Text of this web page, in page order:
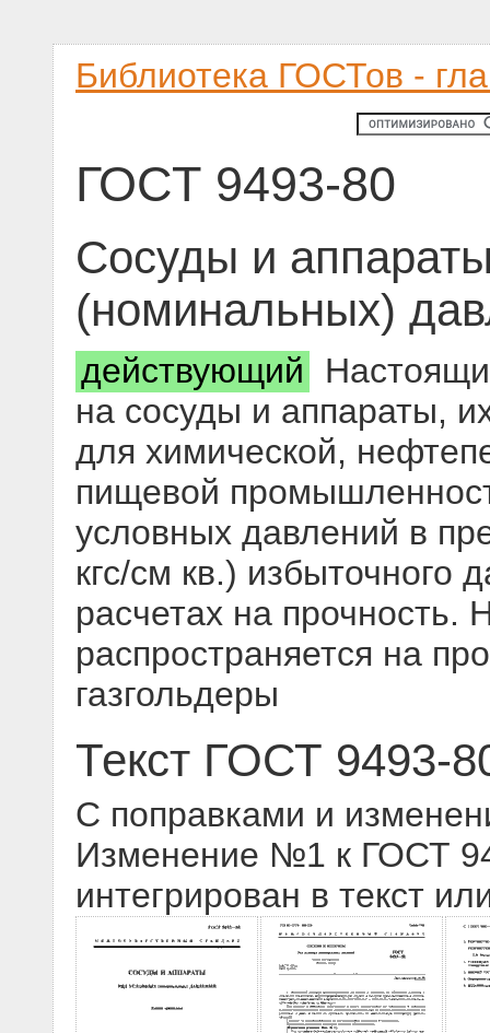
Библиотека ГОСТов -
ГОСТ 9493-80
Сосуды и
(номинальных)
действующий
на сосуды и аппараты,
для химической,
пищевой
условных давлений в
кгс/см кв.) избыточного
расчетах на прочность.
распространяется на
газгольдеры
Текст ГОСТ 9493-
С поправками и
Изменение №1 к ГОСТ
интегрирован в текст